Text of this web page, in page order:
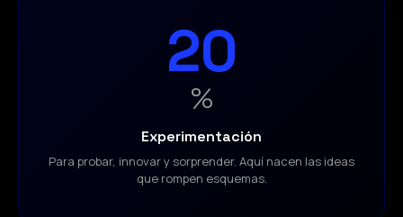
20
%
Experimentación
Para probar, innovar y sorprender. Aquí nacen las ideas
que rompen esquemas.